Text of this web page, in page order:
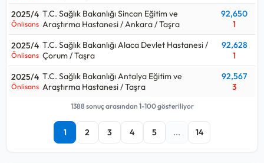
2025/4
Önlisans
T.C. Sağlık Bakanlığı Sincan Eğitim ve
Araştırma Hastanesi / Ankara / Taşra
92,650
1
2025/4
Önlisans
T.C. Sağlık Bakanlığı Alaca Devlet Hastanesi /
Çorum / Taşra
92,628
1
2025/4
Önlisans
T.C. Sağlık Bakanlığı Antalya Eğitim ve
Araştırma Hastanesi / Taşra
92,567
3
1388 sonuç arasından 1-100 gösteriliyor
1 2 3 4 5 ... 14